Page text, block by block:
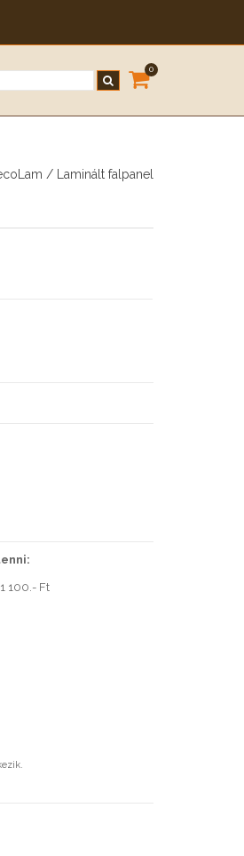
0
/ Laminált falpanel
100.- Ft